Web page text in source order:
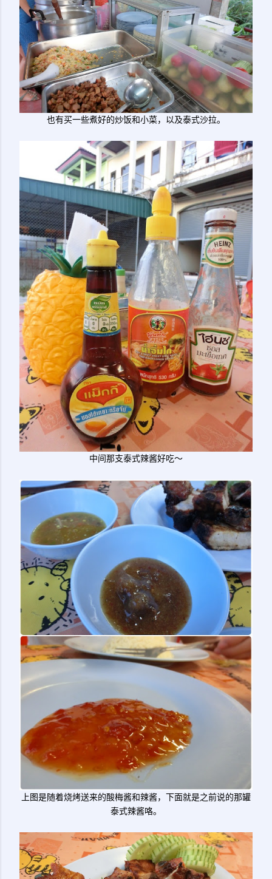
也有买一些煮好的炒饭和小菜，以及泰式沙拉。
中间那支泰式辣酱好吃～
上图是随着烧烤送来的酸梅酱和辣酱，下面就是之前说的那罐
泰式辣酱咯。